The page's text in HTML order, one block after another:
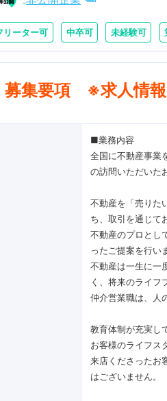
リーター可 中卒可 未経験可
募集要項 ※求人情報
■業務内容
全国に不動産事業
の訪問いただいた
不動産を「売りた
ち、取引を通じて
不動産のプロとし
ったご提案を行い
不動産は一生に一
く、将来のライフ
仲介営業職は、人
教育体制が充実し
お客様のライフス
来店くださったお
はございません。